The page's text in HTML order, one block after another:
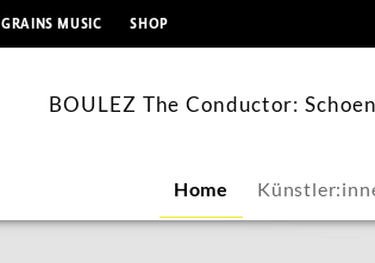
GRAINS MUSIC SHOP
BOULEZ The Conductor:
Home